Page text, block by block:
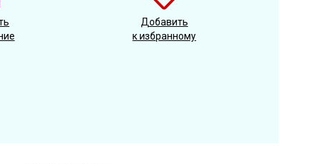
Добавить
к избранному